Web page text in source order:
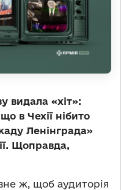
видала «хіт»:
в Чехії нібито
Ленінграда»
Щоправда,
ж, щоб аудиторія